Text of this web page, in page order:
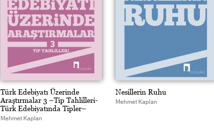
Türk Edebiyatı Üzerinde
Araştırmalar 3 –Tip Tahlilleri-
Türk Edebiyatında Tipler–
Mehmet Kaplan
Nesillerin Ruhu
Mehmet Kaplan